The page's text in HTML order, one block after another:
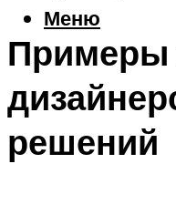
Меню
Примеры
решений